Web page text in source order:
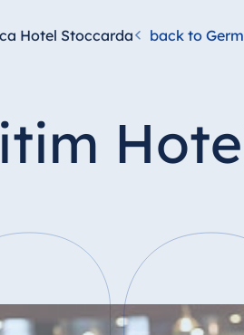
Hotel Stoccarda back to